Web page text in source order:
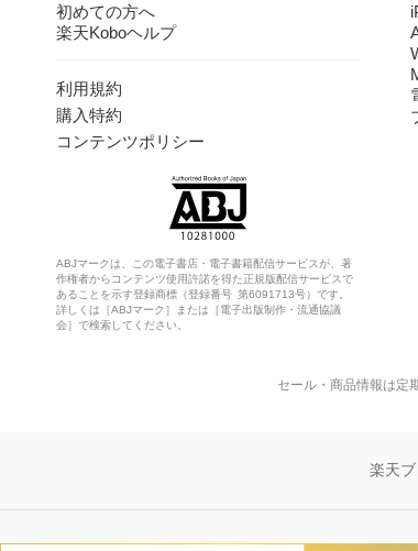
初めての方へ
楽天Koboヘルプ
利用規約
購入特約
コンテンツポリシー
ABJマークは、この電子書店・電子書籍配信サービスが、著
作権者からコンテンツ使用許諾を得た正規版配信サービスで
あることを示す登録商標（登録番号 第6091713号）です。
詳しくは［ABJマーク］または［電子出版制作・流通協議
会］で検索してください。
セール・商品情報は定
楽天